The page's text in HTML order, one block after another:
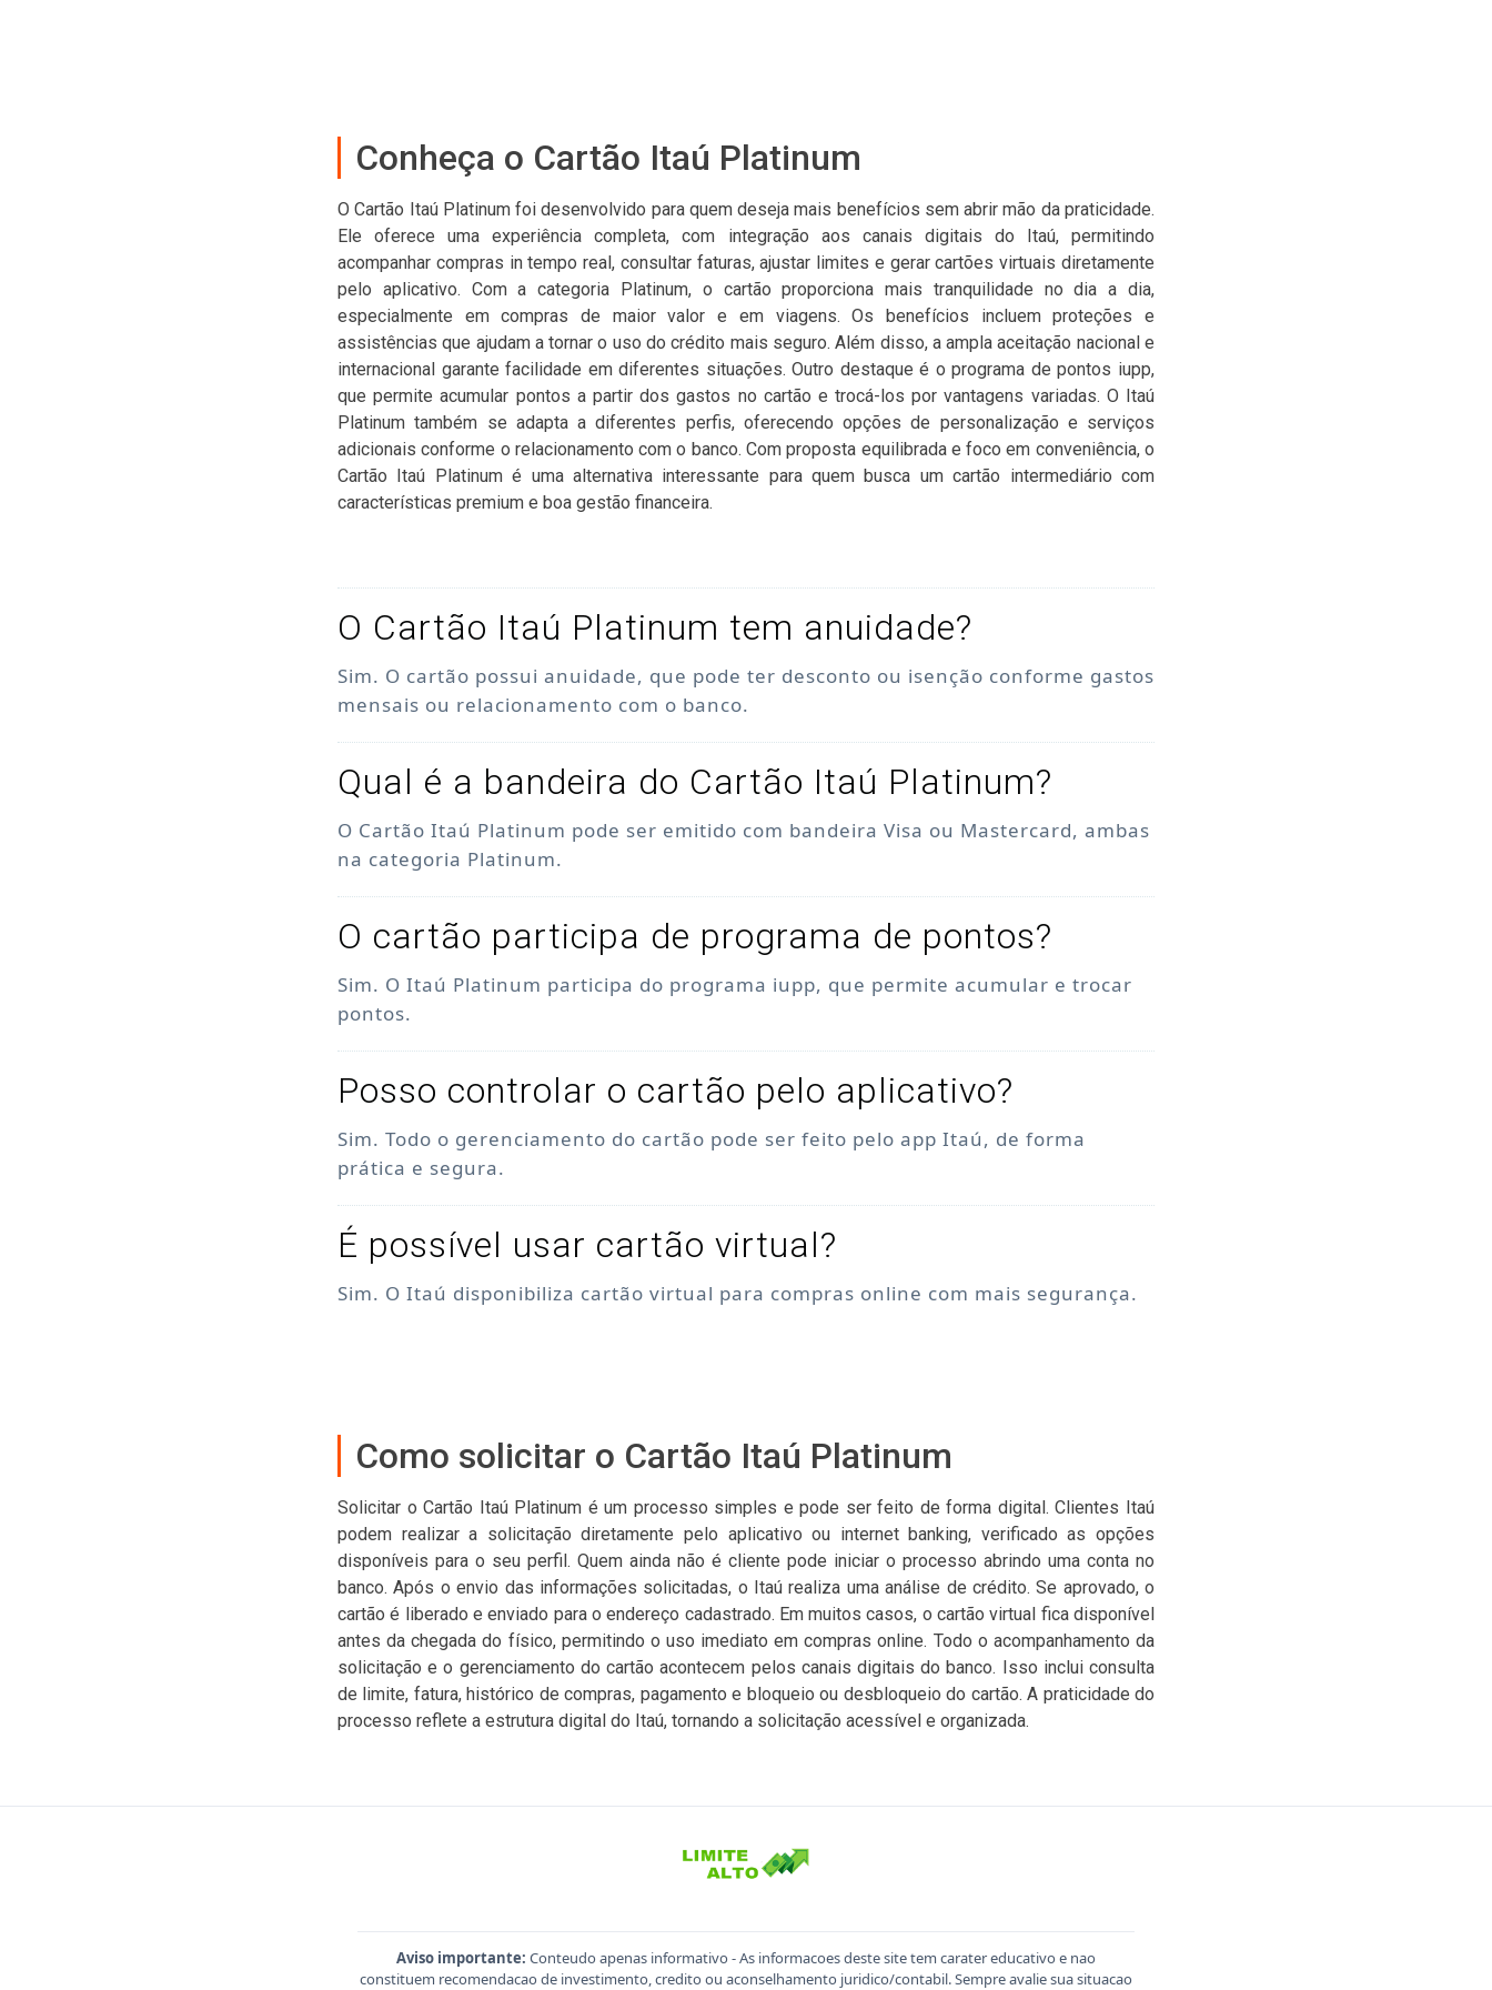
Conheça o Cartão Itaú Platinum
O Cartão Itaú Platinum foi desenvolvido para quem deseja mais benefícios sem abrir mão da praticidade.
Ele oferece uma experiência completa, com integração aos canais digitais do Itaú, permitindo
acompanhar compras in tempo real, consultar faturas, ajustar limites e gerar cartões virtuais diretamente
pelo aplicativo. Com a categoria Platinum, o cartão proporciona mais tranquilidade no dia a dia,
especialmente em compras de maior valor e em viagens. Os benefícios incluem proteções e
assistências que ajudam a tornar o uso do crédito mais seguro. Além disso, a ampla aceitação nacional e
internacional garante facilidade em diferentes situações. Outro destaque é o programa de pontos iupp,
que permite acumular pontos a partir dos gastos no cartão e trocá-los por vantagens variadas. O Itaú
Platinum também se adapta a diferentes perfis, oferecendo opções de personalização e serviços
adicionais conforme o relacionamento com o banco. Com proposta equilibrada e foco em conveniência, o
Cartão Itaú Platinum é uma alternativa interessante para quem busca um cartão intermediário com
características premium e boa gestão financeira.
O Cartão Itaú Platinum tem anuidade?
Sim. O cartão possui anuidade, que pode ter desconto ou isenção conforme gastos
mensais ou relacionamento com o banco.
Qual é a bandeira do Cartão Itaú Platinum?
O Cartão Itaú Platinum pode ser emitido com bandeira Visa ou Mastercard, ambas
na categoria Platinum.
O cartão participa de programa de pontos?
Sim. O Itaú Platinum participa do programa iupp, que permite acumular e trocar
pontos.
Posso controlar o cartão pelo aplicativo?
Sim. Todo o gerenciamento do cartão pode ser feito pelo app Itaú, de forma
prática e segura.
É possível usar cartão virtual?
Sim. O Itaú disponibiliza cartão virtual para compras online com mais segurança.
Como solicitar o Cartão Itaú Platinum
Solicitar o Cartão Itaú Platinum é um processo simples e pode ser feito de forma digital. Clientes Itaú
podem realizar a solicitação diretamente pelo aplicativo ou internet banking, verificado as opções
disponíveis para o seu perfil. Quem ainda não é cliente pode iniciar o processo abrindo uma conta no
banco. Após o envio das informações solicitadas, o Itaú realiza uma análise de crédito. Se aprovado, o
cartão é liberado e enviado para o endereço cadastrado. Em muitos casos, o cartão virtual fica disponível
antes da chegada do físico, permitindo o uso imediato em compras online. Todo o acompanhamento da
solicitação e o gerenciamento do cartão acontecem pelos canais digitais do banco. Isso inclui consulta
de limite, fatura, histórico de compras, pagamento e bloqueio ou desbloqueio do cartão. A praticidade do
processo reflete a estrutura digital do Itaú, tornando a solicitação acessível e organizada.
Aviso importante: Conteudo apenas informativo - As informacoes deste site tem carater educativo e nao
constituem recomendacao de investimento, credito ou aconselhamento juridico/contabil. Sempre avalie sua situacao